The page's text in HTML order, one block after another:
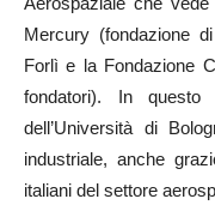
Mercury (fondazione
Forlì e la Fondazione
fondatori). In
dell’Università di
industriale, anche
italiani del settore